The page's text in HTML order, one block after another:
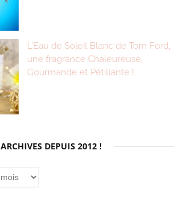
L’Eau de Soleil Blanc de Tom Ford,
une fragrance Chaleureuse,
Gourmande et Pétillante !
ARCHIVES DEPUIS 2012 !